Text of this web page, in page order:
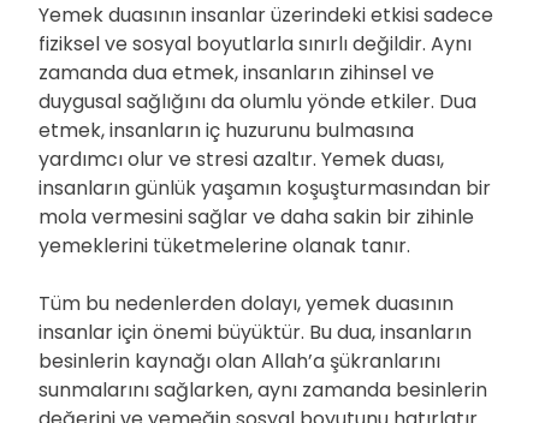
Yemek duasının insanlar üzerindeki etkisi sadece
fiziksel ve sosyal boyutlarla sınırlı değildir. Aynı
zamanda dua etmek, insanların zihinsel ve
duygusal sağlığını da olumlu yönde etkiler. Dua
etmek, insanların iç huzurunu bulmasına
yardımcı olur ve stresi azaltır. Yemek duası,
insanların günlük yaşamın koşuşturmasından bir
mola vermesini sağlar ve daha sakin bir zihinle
yemeklerini tüketmelerine olanak tanır.
Tüm bu nedenlerden dolayı, yemek duasının
insanlar için önemi büyüktür. Bu dua, insanların
besinlerin kaynağı olan Allah’a şükranlarını
sunmalarını sağlarken, aynı zamanda besinlerin